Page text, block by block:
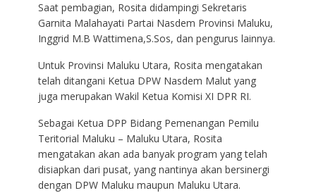
Saat pembagian, Rosita didampingi Sekretaris
Garnita Malahayati Partai Nasdem Provinsi Maluku,
Inggrid M.B Wattimena,S.Sos, dan pengurus lainnya.
Untuk Provinsi Maluku Utara, Rosita mengatakan
telah ditangani Ketua DPW Nasdem Malut yang
juga merupakan Wakil Ketua Komisi XI DPR RI.
Sebagai Ketua DPP Bidang Pemenangan Pemilu
Teritorial Maluku – Maluku Utara, Rosita
mengatakan akan ada banyak program yang telah
disiapkan dari pusat, yang nantinya akan bersinergi
dengan DPW Maluku maupun Maluku Utara.